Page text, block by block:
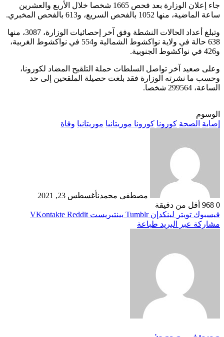
جاء إعلان الوزارة بعد فحص 1665 شخصا خلال الأربع والعشرين
ساعة الماضية، منها 1052 بالفحص السريع، و613 بالفحص المخبري.
وتبلغ أعداد الحالات النشطة وفق آخر إحصائيات الوزارة، 3087، منها
638 حالة في ولاية نواكشوط الشمالية و554 في نواكشوط الغربية،
و426 في نواكشوط الجنوبية.
وعلى صعيد آخر تواصل السلطات حملة التلقيح المضاد لكورونا،
وحسب ما نشرته الوزارة فقد بلغت حصيلة الملقحين إلى حد
الساعة، 299564 شخصا.
الوسوم
إصابة الصحة كورونا كورونا موريتانيا موريتانيا وفاة
مصطفى محمدنأغسطس 23, 2021
0
أقل من دقيقة
فيسبوك تويتر لينكدإن بينتيريست
مشاركة عبر البريد طباعة